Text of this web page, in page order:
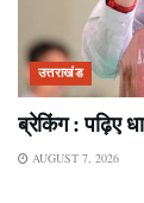
उत्तराखंड
ब्रेकिंग : पढ़िए
AUGUST 7, 2026